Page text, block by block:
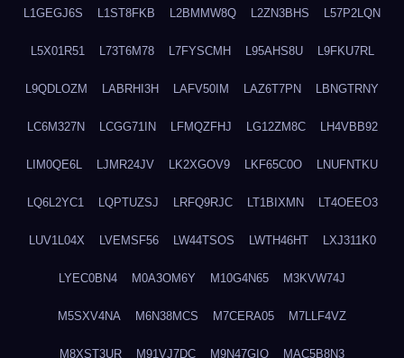
L1GEGJ6S L1ST8FKB L2BMMW8Q L2ZN3BHS L57P2LQN
L5X01R51 L73T6M78 L7FYSCMH L95AHS8U L9FKU7RL
L9QDLOZM LABRHI3H LAFV50IM LAZ6T7PN LBNGTRNY
LC6M327N LCGG71IN LFMQZFHJ LG12ZM8C LH4VBB92
LIM0QE6L LJMR24JV LK2XGOV9 LKF65C0O LNUFNTKU
LQ6L2YC1 LQPTUZSJ LRFQ9RJC LT1BIXMN LT4OEEO3
LUV1L04X LVEMSF56 LW44TSOS LWTH46HT LXJ311K0
LYEC0BN4 M0A3OM6Y M10G4N65 M3KVW74J
M5SXV4NA M6N38MCS M7CERA05 M7LLF4VZ
M8XST3UR M91VJ7DC M9N47GIO MAC5B8N3